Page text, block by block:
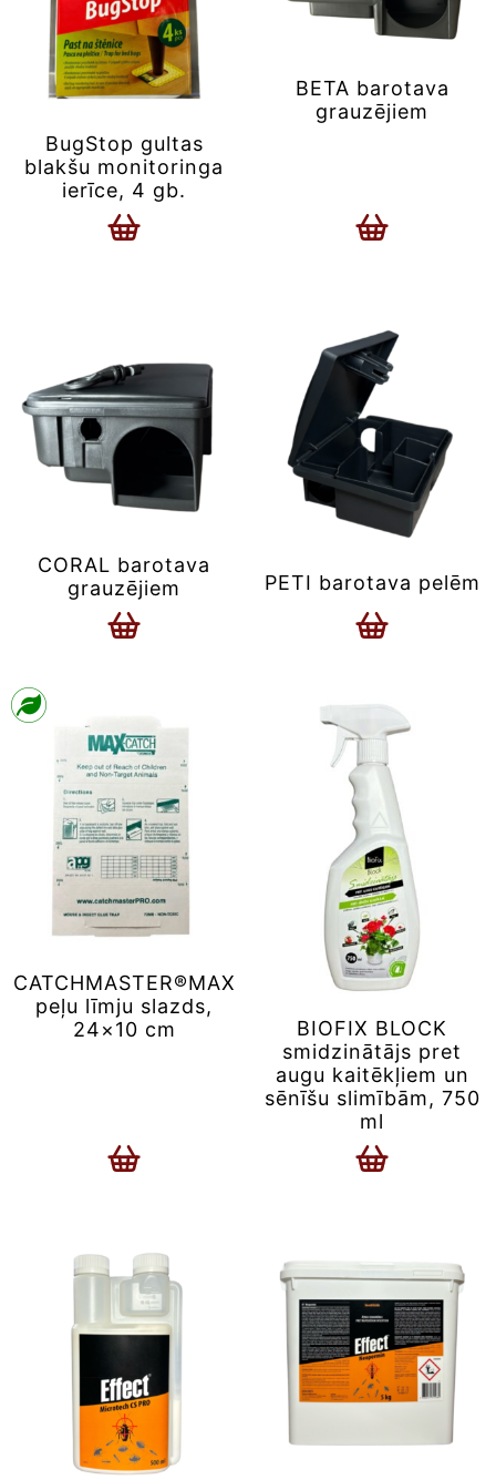
BugStop gultas
blakšu monitoringa
ierīce, 4 gb.
BETA barotava
grauzējiem
CORAL barotava
grauzējiem
PETI barotava pelēm
CATCHMASTER®MAX
peļu līmju slazds,
24×10 cm
BIOFIX BLOCK
smidzinātājs pret
augu kaitēkļiem un
sēnīšu slimībām, 750
ml